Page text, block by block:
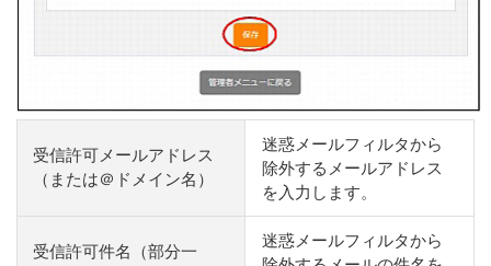
受信許可メールアドレス
（または＠ドメイン名）
迷惑メールフィルタから
除外するメールアドレス
を入力します。
受信許可件名（部分一
迷惑メールフィルタから